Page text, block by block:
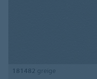
181482 greige